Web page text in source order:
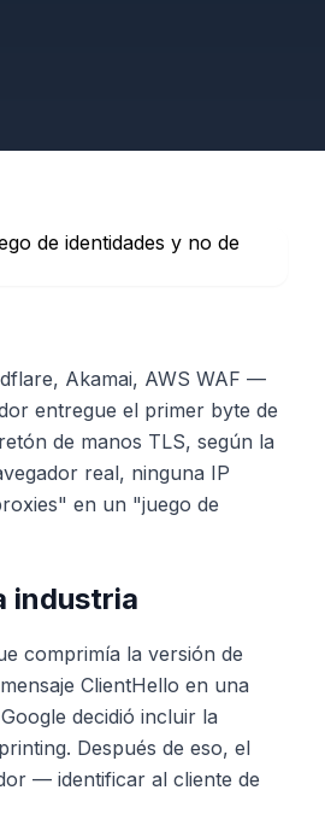
Akamai, AWS WAF —
entregue el primer byte de
de manos TLS, según la
real, ninguna IP
en un "juego de
industria
comprimía la versión de
ClientHello en una
decidió incluir la
Después de eso, el
— identificar al cliente de